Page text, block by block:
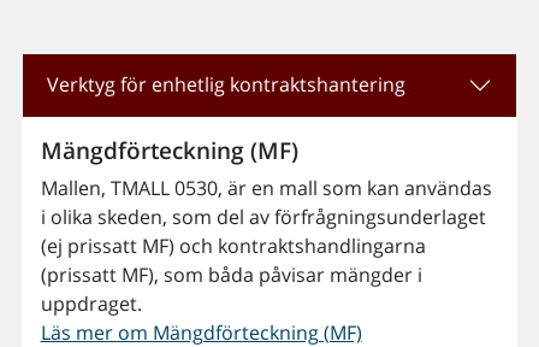
Verktyg för enhetlig kontraktshantering
Mängdförteckning (MF)
Mallen, TMALL 0530, är en mall som kan användas
i olika skeden, som del av förfrågningsunderlaget
(ej prissatt MF) och kontraktshandlingarna
(prissatt MF), som båda påvisar mängder i
uppdraget.
Läs mer om Mängdförteckning (MF)